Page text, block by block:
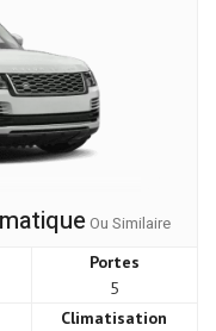
Ou Similaire
Portes
5
Climatisation